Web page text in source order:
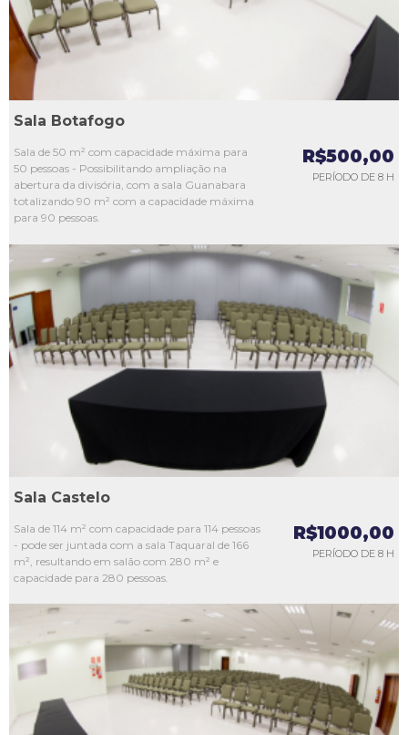
Sala Botafogo
Sala de 50 m² com capacidade máxima para
50 pessoas - Possibilitando ampliação na
abertura da divisória, com a sala Guanabara
totalizando 90 m² com a capacidade máxima
para 90 pessoas.
R$500,00
PERÍODO DE 8 H
L2
L3
L4
Sala Castelo
Sala de 114 m² com capacidade para 114 pessoas
- pode ser juntada com a sala Taquaral de 166
m², resultando em salão com 280 m² e
capacidade para 280 pessoas.
R$1000,00
PERÍODO DE 8 H
L3
L4